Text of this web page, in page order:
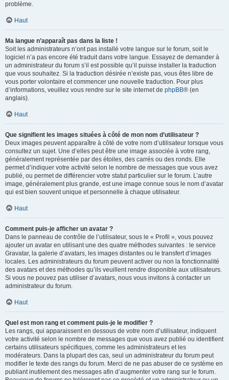
problème.
Haut
Ma langue n’apparaît pas dans la liste !
Soit les administrateurs n’ont pas installé votre langue sur le forum, soit le
logiciel n’a pas encore été traduit dans votre langue. Essayez de demander à
un administrateur du forum s’il est possible qu’il puisse installer la traduction
que vous souhaitez. Si la traduction désirée n’existe pas, vous êtes libre de
vous porter volontaire et commencer une nouvelle traduction. Pour plus
d’informations, veuillez vous rendre sur le site internet de phpBB® (en
anglais).
Haut
Que signifient les images situées à côté de mon nom d’utilisateur ?
Deux images peuvent apparaître à côté de votre nom d’utilisateur lorsque vous
consultez un sujet. Une d’elles peut être une image associée à votre rang,
généralement représentée par des étoiles, des carrés ou des ronds. Elle
permet d’indiquer votre activité selon le nombre de messages que vous avez
publié, ou permet de différencier votre statut particulier sur le forum. L’autre
image, généralement plus grande, est une image connue sous le nom d’avatar
qui est bien souvent unique et personnelle à chaque utilisateur.
Haut
Comment puis-je afficher un avatar ?
Dans le panneau de contrôle de l’utilisateur, sous le « Profil », vous pouvez
ajouter un avatar en utilisant une des quatre méthodes suivantes : le service
Gravatar, la galerie d’avatars, les images distantes ou le transfert d’images
locales. Les administrateurs du forum peuvent activer ou non la fonctionnalité
des avatars et des méthodes qu’ils veuillent rendre disponible aux utilisateurs.
Si vous ne pouvez pas utiliser d’avatars, nous vous invitons à contacter un
administrateur du forum.
Haut
Quel est mon rang et comment puis-je le modifier ?
Les rangs, qui apparaissent en dessous de votre nom d’utilisateur, indiquent
votre activité selon le nombre de messages que vous avez publié ou identifient
certains utilisateurs spécifiques, comme les administrateurs et les
modérateurs. Dans la plupart des cas, seul un administrateur du forum peut
modifier le texte des rangs du forum. Merci de ne pas abuser de ce système en
publiant inutilement des messages afin d’augmenter votre rang sur le forum.